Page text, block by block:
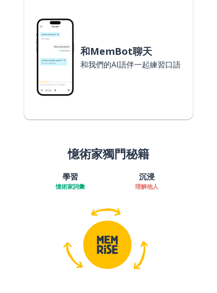
和MemBot聊天
和我們的AI語伴一起練習口語
憶術家獨門秘籍
學習
憶術家詞彙
沉浸
理解他人